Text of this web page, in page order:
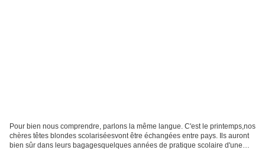
Pour bien nous comprendre, parlons la même langue. C'est le printemps,nos
chères têtes blondes scolariséesvont être échangées entre pays. Ils auront
bien sûr dans leurs bagagesquelques années de pratique scolaire d'une